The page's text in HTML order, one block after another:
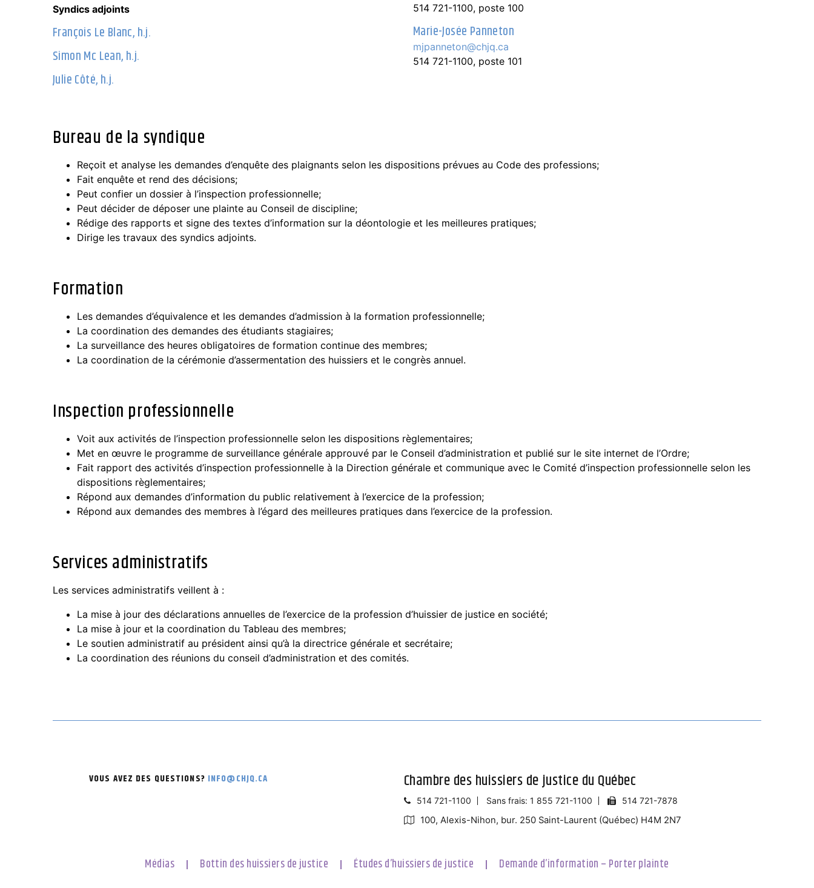
Syndics adjoints
François Le Blanc, h.j.
Simon Mc Lean, h.j.
Julie Côté, h.j.
514 721-1100, poste 100
Marie-Josée Panneton
mjpanneton@chjq.ca
514 721-1100, poste 101
Bureau de la syndique
Reçoit et analyse les demandes d’enquête des plaignants selon les dispositions prévues au Code des professions;
Fait enquête et rend des décisions;
Peut confier un dossier à l’inspection professionnelle;
Peut décider de déposer une plainte au Conseil de discipline;
Rédige des rapports et signe des textes d’information sur la déontologie et les meilleures pratiques;
Dirige les travaux des syndics adjoints.
Formation
Les demandes d’équivalence et les demandes d’admission à la formation professionnelle;
La coordination des demandes des étudiants stagiaires;
La surveillance des heures obligatoires de formation continue des membres;
La coordination de la cérémonie d’assermentation des huissiers et le congrès annuel.
Inspection professionnelle
Voit aux activités de l’inspection professionnelle selon les dispositions règlementaires;
Met en œuvre le programme de surveillance générale approuvé par le Conseil d’administration et publié sur le site internet de l’Ordre;
Fait rapport des activités d’inspection professionnelle à la Direction générale et communique avec le Comité d’inspection professionnelle selon les
dispositions règlementaires;
Répond aux demandes d’information du public relativement à l’exercice de la profession;
Répond aux demandes des membres à l’égard des meilleures pratiques dans l’exercice de la profession.
Services administratifs
Les services administratifs veillent à :
La mise à jour des déclarations annuelles de l’exercice de la profession d’huissier de justice en société;
La mise à jour et la coordination du Tableau des membres;
Le soutien administratif au président ainsi qu’à la directrice générale et secrétaire;
La coordination des réunions du conseil d’administration et des comités.
VOUS AVEZ DES QUESTIONS? INFO@CHJQ.CA Chambre des huissiers de justice du Québec
514 721-1100 Sans frais: 1 855 721-1100 514 721-7878
100, Alexis-Nihon, bur. 250 Saint-Laurent (Québec) H4M 2N7
Médias Bottin des huissiers de justice Études d’huissiers de justice Demande d’information – Porter plainte